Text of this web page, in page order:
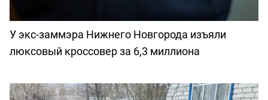
У экс-заммэра Нижнего Новгорода изъяли
люксовый кроссовер за 6,3 миллиона